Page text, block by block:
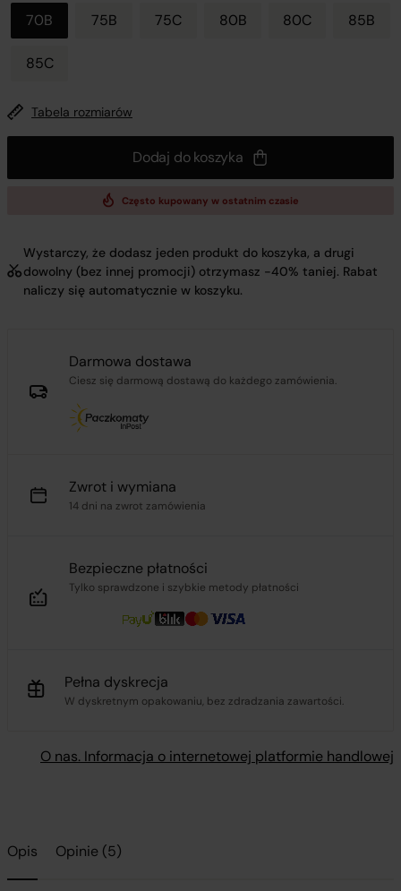
70B 75B 75C 80B 80C 85B
85C
Tabela rozmiarów
Dodaj do koszyka
Często kupowany w ostatnim czasie
Wystarczy, że dodasz jeden produkt do koszyka, a drugi
dowolny (bez innej promocji) otrzymasz -40% taniej. Rabat
naliczy się automatycznie w koszyku.
Darmowa dostawa
Ciesz się darmową dostawą do każdego zamówienia.
Zwrot i wymiana
14 dni na zwrot zamówienia
Bezpieczne płatności
Tylko sprawdzone i szybkie metody płatności
Pełna dyskrecja
W dyskretnym opakowaniu, bez zdradzania zawartości.
O nas. Informacja o internetowej platformie handlowej
Opis Opinie (5)